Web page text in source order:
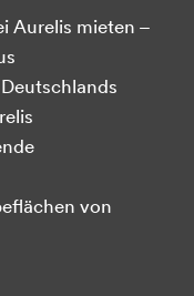
Aurelis mieten –
von